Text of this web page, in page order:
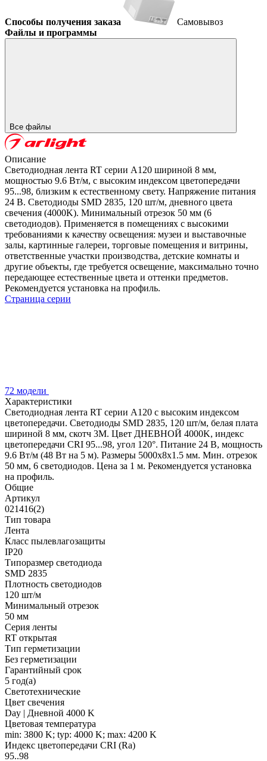
Способы получения заказа
Самовывоз
Файлы и программы
Все файлы
Описание
Светодиодная лента RT серии A120 шириной 8 мм,
мощностью 9.6 Вт/м, с высоким индексом цветопередачи
95...98, близким к естественному свету. Напряжение питания
24 В. Светодиоды SMD 2835, 120 шт/м, дневного цвета
свечения (4000K). Минимальный отрезок 50 мм (6
светодиодов). Применяется в помещениях с высокими
требованиями к качеству освещения: музеи и выставочные
залы, картинные галереи, торговые помещения и витрины,
ответственные участки производства, детские комнаты и
другие объекты, где требуется освещение, максимально точно
передающее естественные цвета и оттенки предметов.
Рекомендуется установка на профиль.
Страница серии
72 модели
Характеристики
Светодиодная лента RT серии A120 с высоким индексом
цветопередачи. Светодиоды SMD 2835, 120 шт/м, белая плата
шириной 8 мм, скотч 3М. Цвет ДНЕВНОЙ 4000K, индекс
цветопередачи CRI 95...98, угол 120°. Питание 24 В, мощность
9.6 Вт/м (48 Вт на 5 м). Размеры 5000х8х1.5 мм. Мин. отрезок
50 мм, 6 светодиодов. Цена за 1 м. Рекомендуется установка
на профиль.
Общие
Артикул
021416(2)
Тип товара
Лента
Класс пылевлагозащиты
IP20
Типоразмер светодиода
SMD 2835
Плотность светодиодов
120 шт/м
Минимальный отрезок
50 мм
Серия ленты
RT открытая
Тип герметизации
Без герметизации
Гарантийный срок
5 год(а)
Светотехнические
Цвет свечения
Day | Дневной 4000 K
Цветовая температура
min: 3800 K; typ: 4000 K; max: 4200 K
Индекс цветопередачи CRI (Ra)
95..98